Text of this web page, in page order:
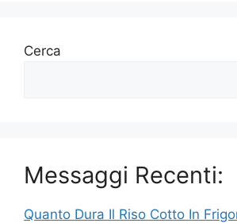
Cerca
Messaggi Recenti:
Quanto Dura Il Riso Cotto In